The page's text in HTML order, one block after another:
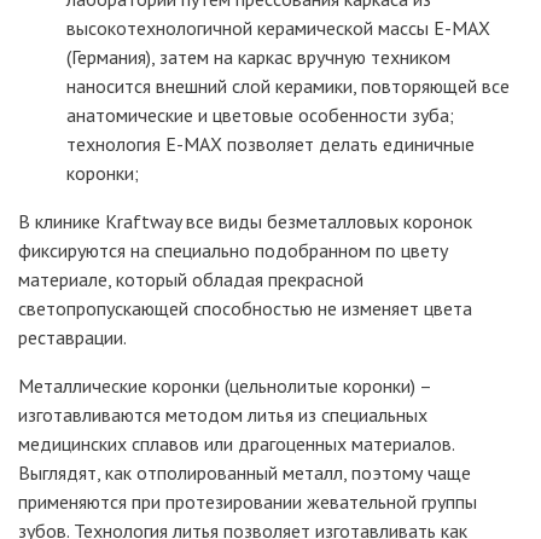
высокотехнологичной керамической массы E-MAX
(Германия), затем на каркас вручную техником
наносится внешний слой керамики, повторяющей все
анатомические и цветовые особенности зуба;
технология E-MAX позволяет делать единичные
коронки;
В клинике Kraftway все виды безметалловых коронок
фиксируются на специально подобранном по цвету
материале, который обладая прекрасной
светопропускающей способностью не изменяет цвета
реставрации.
Металлические коронки (цельнолитые коронки) –
изготавливаются методом литья из специальных
медицинских сплавов или драгоценных материалов.
Выглядят, как отполированный металл, поэтому чаще
применяются при протезировании жевательной группы
зубов. Технология литья позволяет изготавливать как